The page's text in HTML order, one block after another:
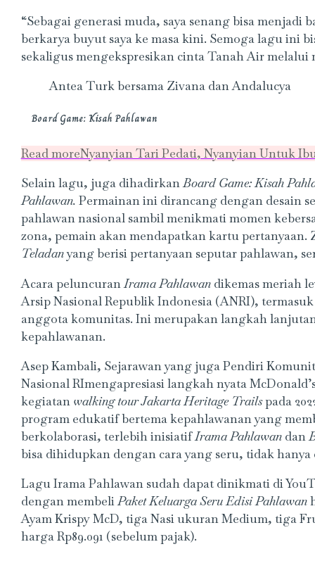
“Sebagai generasi muda, saya senang bisa menjadi
berkarya buyut saya ke masa kini. Semoga lagu ini
sekaligus mengekspresikan cinta Tanah Air
Antea Turk bersama Zivana dan Andalucya
Board Game: Kisah Pahlawan
Read moreNyanyian Tari Pedati, Nyanyian Untuk
Selain lagu, juga dihadirkanBoard Game: Kisah
Pahlawan. Permainan ini dirancang dengan desain
pahlawan nasional sambil menikmati momen
zona, pemain akan mendapatkan kartu
Teladanyang berisi pertanyaan seputar pahlawan,
Acara peluncuranIrama Pahlawandikemas meriah
Arsip Nasional Republik Indonesia (ANRI),
anggota komunitas. Ini merupakan langkah
kepahlawanan.
Asep Kambali, Sejarawan yang juga Pendiri
Nasional RImengapresiasi langkah nyata
kegiatan walking tourJakarta Heritage Trailspada
program edukatif bertema kepahlawanan yang
berkolaborasi, terlebih inisiatifIrama Pahlawandan
bisa dihidupkan dengan cara yang seru, tidak
Lagu Irama Pahlawan sudah dapat dinikmati di
dengan membeliPaket Keluarga Seru Edisi Pahlawan
Ayam Krispy McD, tiga Nasi ukuran Medium, tiga
harga Rp89.091 (sebelum pajak).